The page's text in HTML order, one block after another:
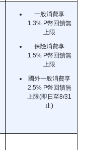
一般消費享
1.3% P幣回饋無
上限
保險消費享
1.5% P幣回饋無
上限
國外一般消費享
2.5% P幣回饋無
上限(即日至8/31
止)